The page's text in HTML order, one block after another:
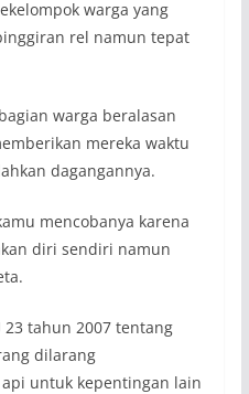
warga yang
rel namun tepat
warga beralasan
mereka waktu
dagangannya.
mencobanya karena
diri sendiri namun
23 tahun 2007 tentang
dilarang
untuk kepentingan lain